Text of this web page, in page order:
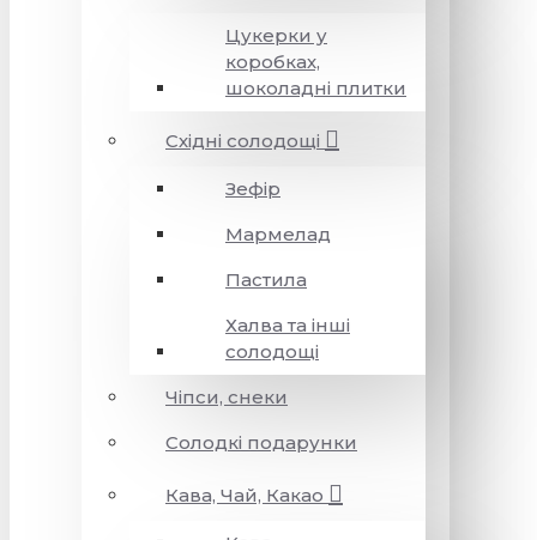
Цукерки у
коробках,
шоколадні плитки
Східні солодощі
Зефір
Мармелад
Пастила
Халва та інші
солодощі
Чіпси, снеки
Солодкі подарунки
Кава, Чай, Какао